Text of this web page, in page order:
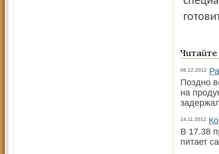
06.12.2012
Поздно
на
14.11.2012
В 17.38
питает